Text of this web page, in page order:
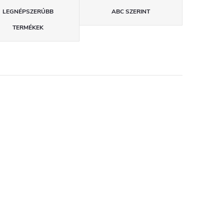
LEGNÉPSZERŰBB
TERMÉKEK
ABC SZERINT